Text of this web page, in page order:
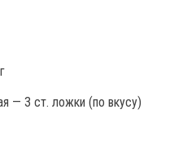
— 3 ст. ложки (по вкусу)